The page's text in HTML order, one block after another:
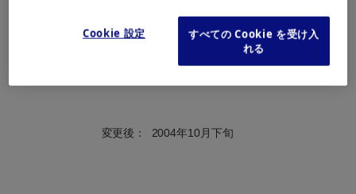
発売時期の変更について
変更後： 2004年10月下旬
Cookie 設定
すべての Cookie を受け入
れる